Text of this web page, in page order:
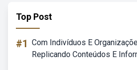
Top Post
#1 Com Indivíduos E
Replicando Conteúdos E